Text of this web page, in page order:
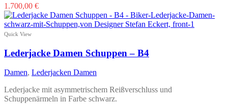
1.700,00 €Dieses
Produkt
weist
auf.
Die
Optionen
können
auf
der
Quick View
Lederjacke Damen Schuppen – B4
Damen, Lederjacken Damen
Lederjacke mit asymmetrischem Reißverschluss und
Schuppenärmeln in Farbe schwarz.